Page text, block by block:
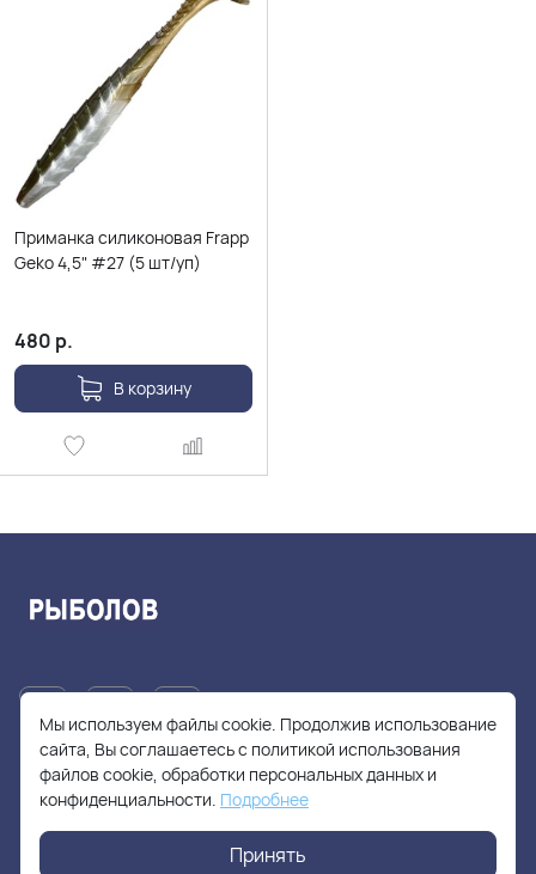
Приманка силиконовая Frapp
Geko 4,5" #27 (5 шт/уп)
480 р.
В корзину
+7(905)705-55-49
fishhuntershop@yandex.ru
Мы используем файлы cookie. Продолжив использование
сайта, Вы соглашаетесь с политикой использования
файлов cookie, обработки персональных данных и
конфиденциальности. Подробнее
Принять